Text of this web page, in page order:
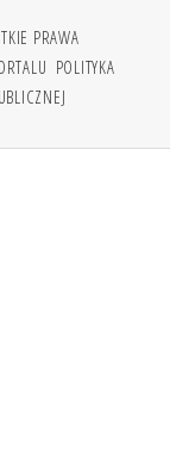
PRAWA
POLITYKA